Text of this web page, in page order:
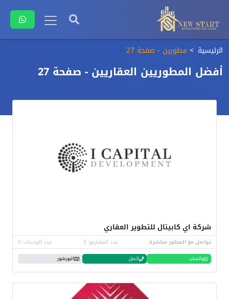
الرئيسية مطورين - صفحة 27
أفضل المطوريين العقاريين - صفحة 27
شركة اي كابيتال للتطوير العقاري
تواصل مع المطور مباشرة عدد المشاريع: 3 عدد الوحدات: 5
واتساب اتصل البورشور